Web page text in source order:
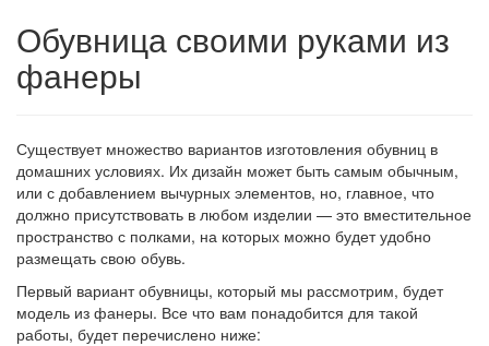
Обувница своими руками из
фанеры
Существует множество вариантов изготовления обувниц в
домашних условиях. Их дизайн может быть самым обычным,
или с добавлением вычурных элементов, но, главное, что
должно присутствовать в любом изделии — это вместительное
пространство с полками, на которых можно будет удобно
размещать свою обувь.
Первый вариант обувницы, который мы рассмотрим, будет
модель из фанеры. Все что вам понадобится для такой
работы, будет перечислено ниже: